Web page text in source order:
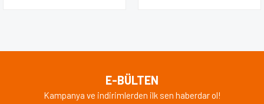
E-BÜLTEN
Kampanya ve indirimlerden ilk sen haberdar ol!